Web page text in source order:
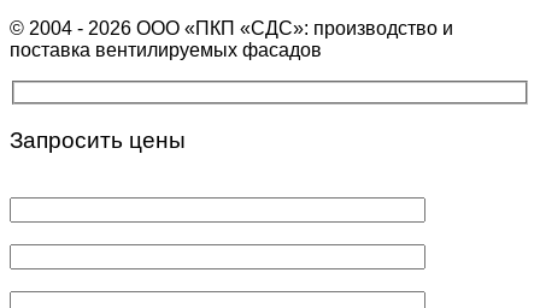
© 2004 - 2026 ООО «ПКП «СДС»: производство и
поставка вентилируемых фасадов
Запросить цены